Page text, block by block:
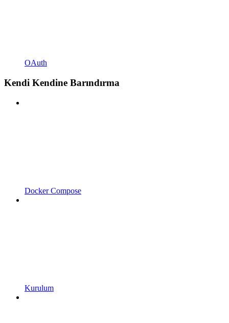
OAuth
Kendi Kendine Barındırma
Docker Compose
Kurulum